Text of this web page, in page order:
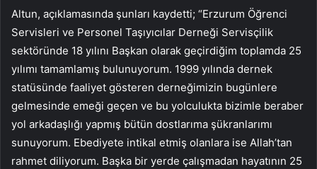
Altun, açıklamasında şunları kaydetti; “Erzurum Öğrenci
Servisleri ve Personel Taşıyıcılar Derneği Servisçilik
sektöründe 18 yılını Başkan olarak geçirdiğim toplamda 25
yılımı tamamlamış bulunuyorum. 1999 yılında dernek
statüsünde faaliyet gösteren derneğimizin bugünlere
gelmesinde emeği geçen ve bu yolculukta bizimle beraber
yol arkadaşlığı yapmış bütün dostlarıma şükranlarımı
sunuyorum. Ebediyete intikal etmiş olanlara ise Allah’tan
rahmet diliyorum. Başka bir yerde çalışmadan hayatının 25